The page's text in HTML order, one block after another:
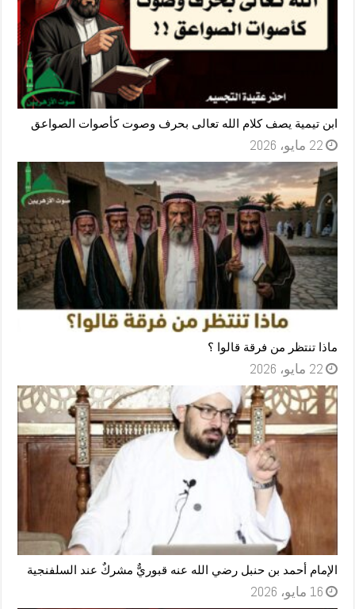
ابن تيمية يصف كلام الله تعالى بحرف وصوت كأصوات الصواعق
22 مايو، 2026
ماذا تنتظر من فرقة قالوا ؟
22 مايو، 2026
الإمام أحمد بن حنبل رضي الله عنه قبوريٌّ مشركٌ عند السلفنجية
16 مايو، 2026